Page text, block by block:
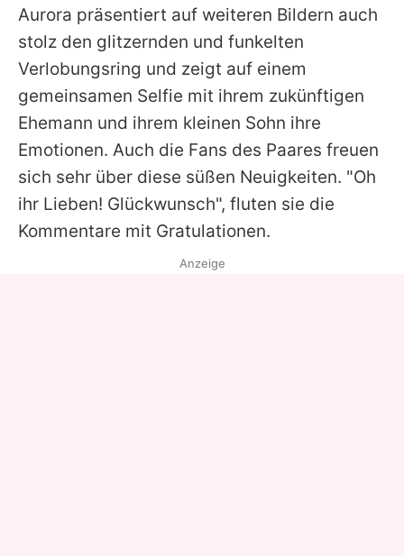
Aurora präsentiert auf weiteren Bildern auch
stolz den glitzernden und funkelten
Verlobungsring und zeigt auf einem
gemeinsamen Selfie mit ihrem zukünftigen
Ehemann und ihrem kleinen Sohn ihre
Emotionen. Auch die Fans des Paares freuen
sich sehr über diese süßen Neuigkeiten. "Oh
ihr Lieben! Glückwunsch", fluten sie die
Kommentare mit Gratulationen.
Anzeige